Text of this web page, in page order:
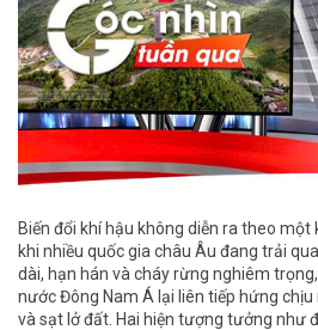
Biến đổi khí hậu không diễn ra theo
khi nhiều quốc gia châu Âu đang trải
dài, hạn hán và cháy rừng nghiêm
nước Đông Nam Á lại liên tiếp hứng
và sạt lở đất. Hai hiện tượng tưởng như